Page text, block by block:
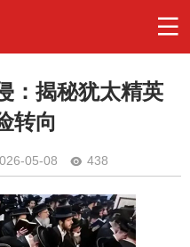
：揭秘犹太精英
转向
05-08 438